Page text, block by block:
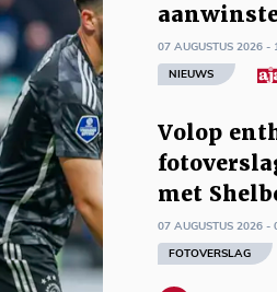
07 AUGUSTUS 2026 -
NIEUWS
Volop
met
07 AUGUSTUS 2026 -
FOTOVERSLAG